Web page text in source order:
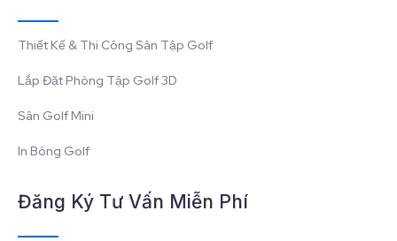
Thiết Kế & Thi Công Sân Tập Golf
Lắp Đặt Phòng Tập Golf 3D
Sân Golf Mini
In Bóng Golf
Đăng Ký Tư Vấn Miễn Phí